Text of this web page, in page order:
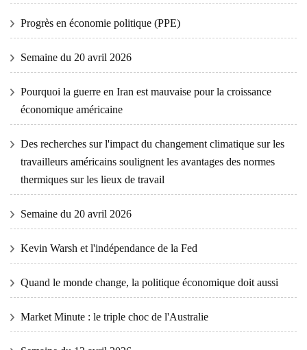
Progrès en économie politique (PPE)
Semaine du 20 avril 2026
Pourquoi la guerre en Iran est mauvaise pour la croissance
économique américaine
Des recherches sur l'impact du changement climatique sur les
travailleurs américains soulignent les avantages des normes
thermiques sur les lieux de travail
Semaine du 20 avril 2026
Kevin Warsh et l'indépendance de la Fed
Quand le monde change, la politique économique doit aussi
Market Minute : le triple choc de l'Australie